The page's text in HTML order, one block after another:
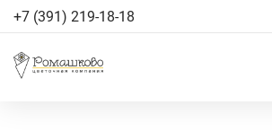
+7 (391) 219-18-18